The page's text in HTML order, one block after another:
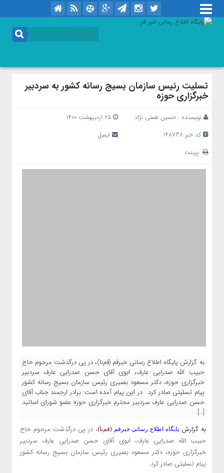
تسلیت رئیس سازمان بسیج رسانه کشور به سردبیر
خبرگزاری حوزه
نویسنده : حسین همتی نژاد
۲۵ اردیبهشت ۱۴۰۰
کد خبر 148738
ایمیل
پرینت
به گزارش پایگاه اطلاع رسانی خبرقم (قم‌نا)، در پی درگذشت مرحوم حاج
حبیب الله صدرایی عارف، ابوی آقای حسن صدرایی عارف سردبیر
خبرگزاری حوزه، دکتر مسعود بصیری رئیس سازمان بسیج رسانه کشور
پیام تسلیتی صادر کرد. در این پیام آمده است: برادر ارجمند جناب آقای
حسن صدرایی عارف سردبیر محترم خبرگزاری حوزه عضو شورای اساتید
[…]
به گزارش پایگاه اطلاع رسانی خبرقم (قم‌نا)
، در پی درگذشت مرحوم حاج
حبیب الله صدرایی عارف، ابوی آقای حسن صدرایی عارف سردبیر
خبرگزاری حوزه، دکتر مسعود بصیری رئیس سازمان بسیج رسانه کشور
پیام تسلیتی صادر کرد.